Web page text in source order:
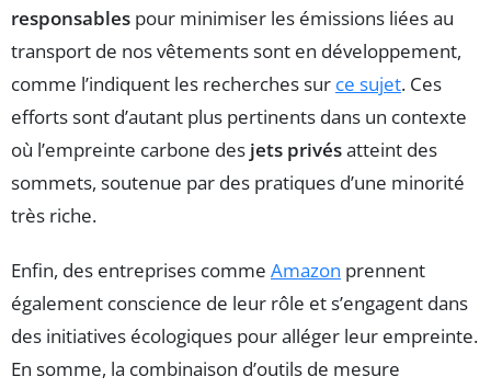
responsables pour minimiser les émissions liées au
transport de nos vêtements sont en développement,
comme l’indiquent les recherches sur ce sujet. Ces
efforts sont d’autant plus pertinents dans un contexte
où l’empreinte carbone des jets privésatteint des
sommets, soutenue par des pratiques d’une minorité
très riche.
Enfin, des entreprises comme Amazon prennent
également conscience de leur rôle et s’engagent dans
des initiatives écologiques pour alléger leur empreinte.
En somme, la combinaison d’outils de mesure